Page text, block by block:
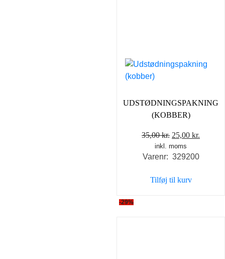
UDSTØDNINGSPAKNING
(KOBBER)
35,00kr. Den
oprindelige
pris
35,00 kr..
25,00 kr.
inkl. moms
Varenr: 329200
Tilføj til kurv
-29%